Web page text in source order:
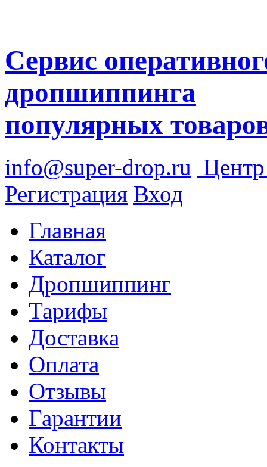
Сервис
дропшиппинга
популярных
info@super-drop.ru
Регистрация Вход
Главная
Каталог
Дропшиппинг
Тарифы
Доставка
Оплата
Отзывы
Гарантии
Контакты